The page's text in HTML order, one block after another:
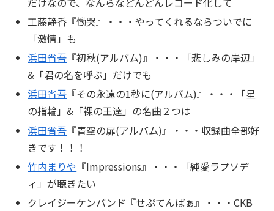
工藤静香『慟哭』・・・やってくれるならついでに
「激情 」も
浜田省吾 『初秋(アルバム)』・・・「悲しみの岸辺 」
&「君の名を呼ぶ」だけでも
浜田省吾 『その永遠の1秒に(アルバム)』・・・「星
の指輪」&「裸の王達 」の名曲２つは
浜田省吾 『青空の扉(アルバム)』・・・収録曲全部好
きです！！！
竹内まりや 『Impressions』・・・「純愛ラプソデ
ィ 」が聴きたい
クレイジーケンバンド『せぷてんばぁ』・・・CKB